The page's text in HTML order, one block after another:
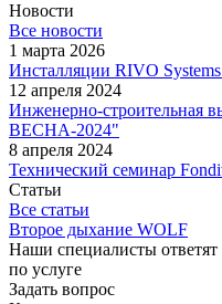
Новости
Все новости
1 марта 2026
Инсталляции RIVO
12 апреля 2024
Инженерно-строительная
ВЕСНА-2024"
8 апреля 2024
Технический семинар
Статьи
Все статьи
Второе дыхание WOLF
Наши специалисты
по услуге
Задать вопрос